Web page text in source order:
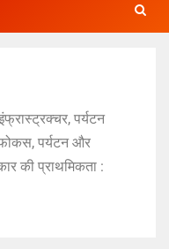
पर्यटन
पर्यटन और
की प्राथमिकता :